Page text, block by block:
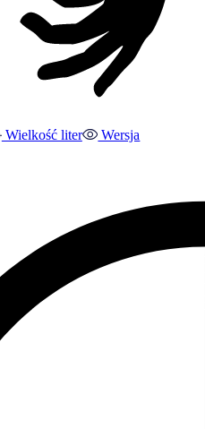
Wielkość liter
Wersja